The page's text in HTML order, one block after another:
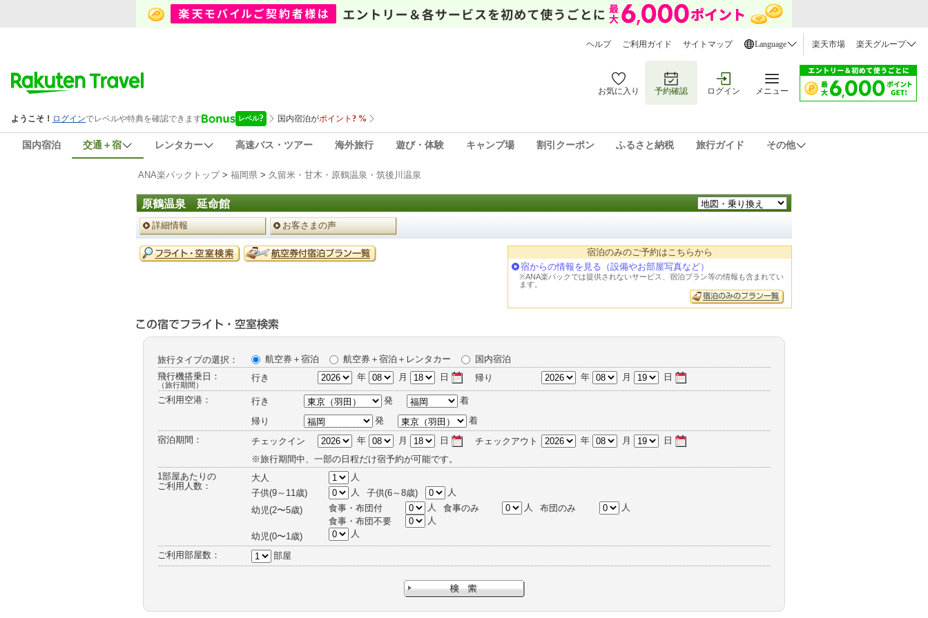
ヘルプ ご利用ガイド サイトマップ Language 楽天市場 楽天グループ
お気に入り 予約確認 ログイン メニュー
国内宿泊 交通＋宿 レンタカー 高速バス・ツアー 海外旅行 遊び・体験 キャンプ場 割引クーポン ふるさと納税 旅行ガイド その他
ANA楽パックトップ> 福岡県 > 久留米・甘木・原鶴温泉・筑後川温泉
原鶴温泉 延命館
ペ
ー
ジ
メ
ニ
詳細情報 お客さまの声
予
約
宿泊のみのご予約はこちらから
宿からの情報を見る（設備やお部屋写真など）
※ANA楽パックでは提供されないサービス、宿泊プラン等の情報も含まれてい
ます。
旅行タイプの選択： 航空券＋宿泊 航空券＋宿泊＋レンタカー
国内宿泊
飛行機搭乗日：
（旅行期間）
行き 年 月 日 帰り 年 月 日
ご利用空港： 行き 発
着
帰り
発
着
宿泊期間：
チェックイン 年 月 日 チェックアウト 年 月
日
※旅行期間中、一部の日程だけ宿予約が可能です。
1部屋あたりの
ご利用人数：
大人
人
子供(9～11歳)
人 子供(6～8歳)
人
幼児(2〜5歳) 食事・布団付 人 食事のみ 人 布団のみ
人
食事・布団不要
人
幼児(0〜1歳) 人
ご利用部屋数： 部屋